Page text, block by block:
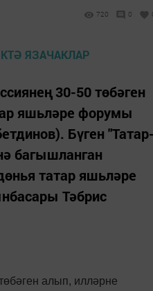
720 0
30-50 төбәген
яшьләре форумы
Бүген
багышланган
татар яшьләре
Тәбрис
алып, илләрне